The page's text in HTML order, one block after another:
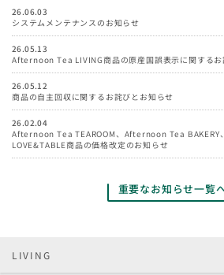
26.06.03
システムメンテナンスのお知らせ
26.05.13
Afternoon Tea LIVING商品の原産国誤表示に関するお
26.05.12
商品の自主回収に関するお詫びとお知らせ
26.02.04
Afternoon Tea TEAROOM、Afternoon Tea
LOVE&TABLE商品の価格改定のお知らせ
重要なお知らせ一覧
LIVING